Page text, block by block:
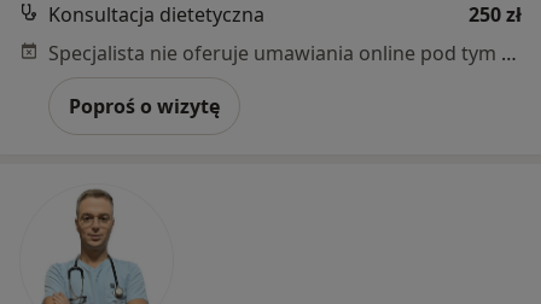
Konsultacja dietetyczna
250 zł
Specjalista nie oferuje umawiania online pod tym adresem.
Poproś o wizytę